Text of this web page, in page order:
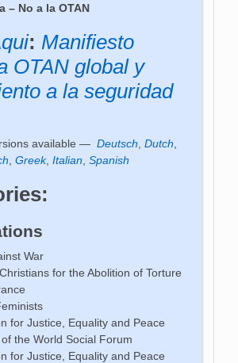
– No a la OTAN
: Manifiesto
OTAN global y
a la seguridad
available —Deutsch ,Dutch
,Greek,Italian ,Spanish
War
for the Abolition of Torture
for Justice, Equality and Peace
the World Social Forum
for Justice, Equality and Peace